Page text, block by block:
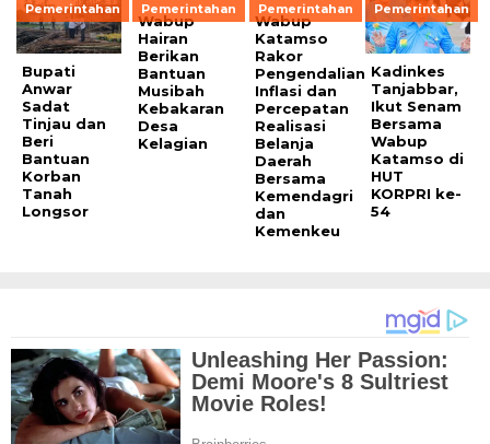
Pemerintahan
Bupati
Anwar
Sadat
Tinjau dan
Beri
Bantuan
Korban
Tanah
Longsor
Pemerintahan
Wabup
Hairan
Berikan
Bantuan
Musibah
Kebakaran
Desa
Kelagian
Pemerintahan
Wabup
Katamso
Rakor
Pengendalian
Inflasi dan
Percepatan
Realisasi
Belanja
Daerah
Bersama
Kemendagri
dan
Kemenkeu
Pemerintahan
Kadinkes
Tanjabbar,
Ikut Senam
Bersama
Wabup
Katamso di
HUT
KORPRI ke-
54